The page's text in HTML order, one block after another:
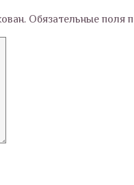
Обязательные поля